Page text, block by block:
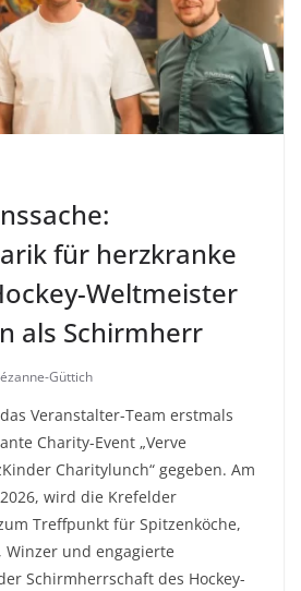
für herzkranke
Weltmeister
als Schirmherr
Güttich
Veranstalter-Team erstmals
Charity-Event „Verve
Charitylunch“ gegeben. Am
wird die Krefelder
Treffpunkt für Spitzenköche,
Winzer und engagierte
Schirmherrschaft des Hockey-